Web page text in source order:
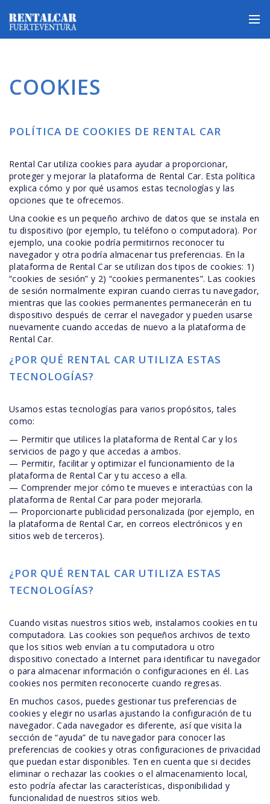
COOKIES
POLÍTICA DE COOKIES DE RENTAL CAR
Rental Car utiliza cookies para ayudar a proporcionar,
proteger y mejorar la plataforma de Rental Car. Esta política
explica cómo y por qué usamos estas tecnologías y las
opciones que te ofrecemos.
Una cookie es un pequeño archivo de datos que se instala en
tu dispositivo (por ejemplo, tu teléfono o computadora). Por
ejemplo, una cookie podría permitirnos reconocer tu
navegador y otra podría almacenar tus preferencias. En la
plataforma de Rental Car se utilizan dos tipos de cookies: 1)
“cookies de sesión” y 2) “cookies permanentes”. Las cookies
de sesión normalmente expiran cuando cierras tu navegador,
mientras que las cookies permanentes permanecerán en tu
dispositivo después de cerrar el navegador y pueden usarse
nuevamente cuando accedas de nuevo a la plataforma de
Rental Car.
¿POR QUÉ RENTAL CAR UTILIZA ESTAS
TECNOLOGÍAS?
Usamos estas tecnologías para varios propósitos, tales
como:
— Permitir que utilices la plataforma de Rental Car y los
servicios de pago y que accedas a ambos.
— Permitir, facilitar y optimizar el funcionamiento de la
plataforma de Rental Car y tu acceso a ella.
— Comprender mejor cómo te mueves e interactúas con la
plataforma de Rental Car para poder mejorarla.
— Proporcionarte publicidad personalizada (por ejemplo, en
la plataforma de Rental Car, en correos electrónicos y en
sitios web de terceros).
¿POR QUÉ RENTAL CAR UTILIZA ESTAS
TECNOLOGÍAS?
Cuando visitas nuestros sitios web, instalamos cookies en tu
computadora. Las cookies son pequeños archivos de texto
que los sitios web envían a tu computadora u otro
dispositivo conectado a Internet para identificar tu navegador
o para almacenar información o configuraciones en él. Las
cookies nos permiten reconocerte cuando regresas.
En muchos casos, puedes gestionar tus preferencias de
cookies y elegir no usarlas ajustando la configuración de tu
navegador. Cada navegador es diferente, así que visita la
sección de “ayuda” de tu navegador para conocer las
preferencias de cookies y otras configuraciones de privacidad
que puedan estar disponibles. Ten en cuenta que si decides
eliminar o rechazar las cookies o el almacenamiento local,
esto podría afectar las características, disponibilidad y
funcionalidad de nuestros sitios web.